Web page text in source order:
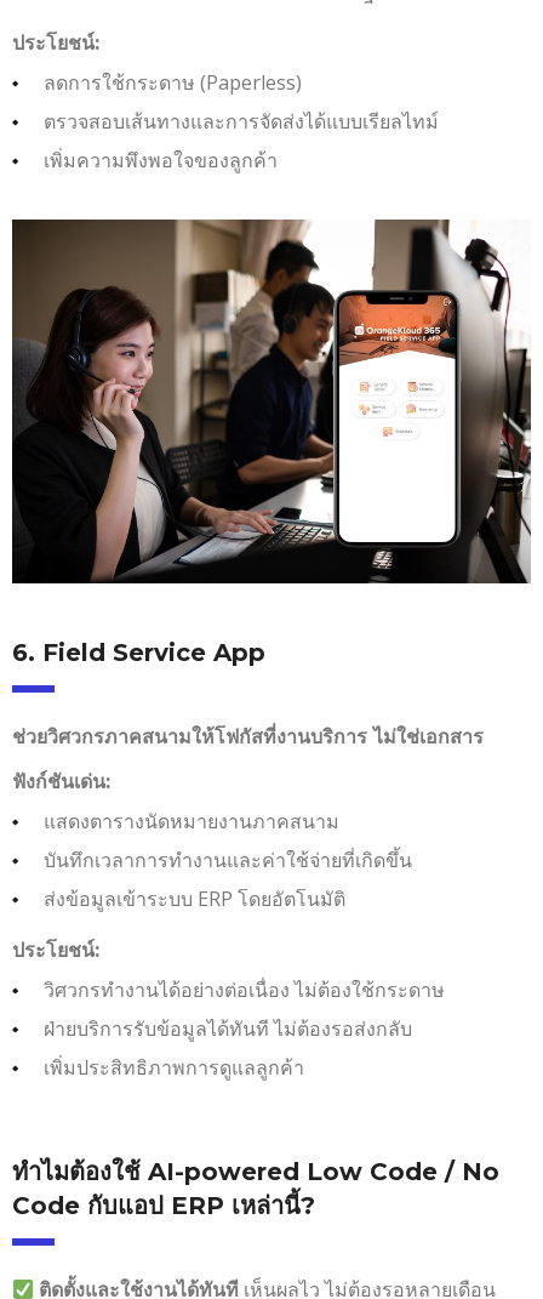
ประโยชน์:
ลดการใช้กระดาษ (Paperless)
ตรวจสอบเส้นทางและการจัดส่งได้แบบเรียลไทม์
เพิ่มความพึงพอใจของลูกค้า
6. Field Service App
ช่วยวิศวกรภาคสนามให้โฟกัสที่งานบริการ ไม่ใช่เอกสาร
ฟังก์ชันเด่น:
แสดงตารางนัดหมายงานภาคสนาม
บันทึกเวลาการทำงานและค่าใช้จ่ายที่เกิดขึ้น
ส่งข้อมูลเข้าระบบ ERP โดยอัตโนมัติ
ประโยชน์:
วิศวกรทำงานได้อย่างต่อเนื่อง ไม่ต้องใช้กระดาษ
ฝ่ายบริการรับข้อมูลได้ทันที ไม่ต้องรอส่งกลับ
เพิ่มประสิทธิภาพการดูแลลูกค้า
ทำไมต้องใช้ AI-powered Low Code / No
Code กับแอป ERP เหล่านี้?
ติดตั้งและใช้งานได้ทันที เห็นผลไว ไม่ต้องรอหลายเดือน